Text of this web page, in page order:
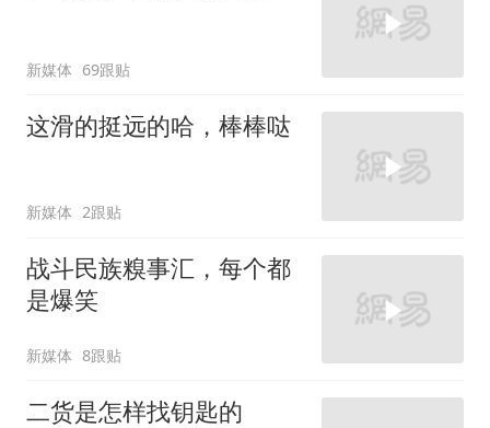
新媒体 69跟贴
这滑的挺远的哈，棒棒哒
新媒体 2跟贴
战斗民族糗事汇，每个都
是爆笑
新媒体 8跟贴
二货是怎样找钥匙的